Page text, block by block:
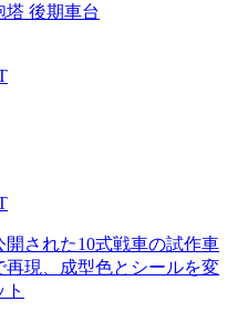
塔 後期車台
開された10式戦車の試作車
現、成型色とシールを変